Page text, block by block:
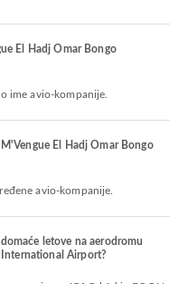
El Hadj Omar Bongo
ime avio-kompanije.
El Hadj Omar Bongo
avio-kompanije.
letove na aerodromu
Airport?